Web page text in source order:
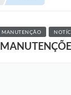
MANUTENÇÃO